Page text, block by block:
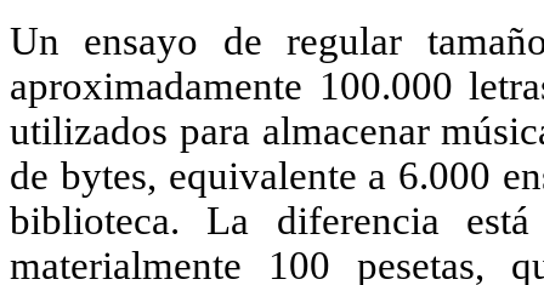
Un ensayo de regular
aproximadamente 100.000
utilizados para almacenar
de bytes, equivalente a 6.000
biblioteca. La diferencia
materialmente 100 pesetas,